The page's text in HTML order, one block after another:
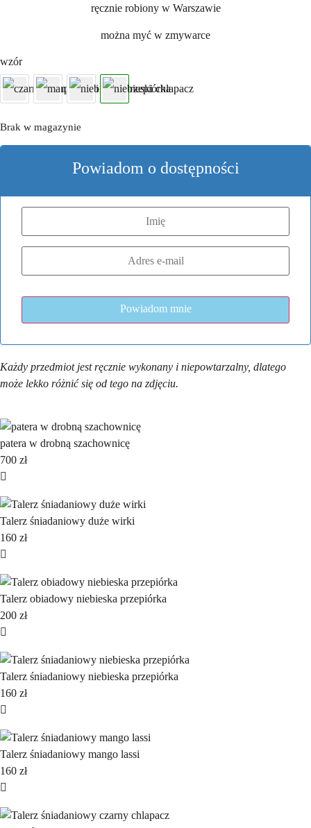
ręcznie robiony w Warszawie
można myć w zmywarce
wzór
Brak w magazynie
Powiadom o dostępności
Każdy przedmiot jest ręcznie wykonany i niepowtarzalny, dlatego
może lekko różnić się od tego na zdjęciu.
patera w drobną szachownicę
700 zł
Talerz śniadaniowy duże wirki
160 zł
Talerz obiadowy niebieska przepiórka
200 zł
Talerz śniadaniowy niebieska przepiórka
160 zł
Talerz śniadaniowy mango lassi
160 zł